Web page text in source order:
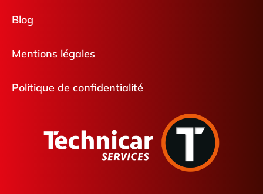
Blog
Mentions légales
Politique de confidentialité